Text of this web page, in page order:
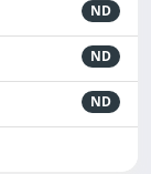
ND
ND
ND